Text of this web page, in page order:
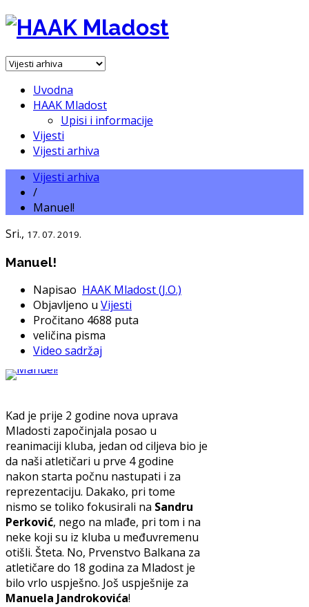
Uvodna
HAAK Mladost
Upisi i informacije
Vijesti
Vijesti arhiva
Vijesti arhiva
/
Manuel!
Sri., 17. 07. 2019.
Manuel!
Napisao HAAK Mladost (J.O.)
Objavljeno u Vijesti
Pročitano 4688 puta
veličina pisma
Video sadržaj
Kad je prije 2 godine nova uprava
Mladosti započinjala posao u
reanimaciji kluba, jedan od ciljeva bio je
da naši atletičari u prve 4 godine
nakon starta počnu nastupati i za
reprezentaciju. Dakako, pri tome
nismo se toliko fokusirali na Sandru
Perković, nego na mlađe, pri tom i na
neke koji su iz kluba u međuvremenu
otišli. Šteta. No, Prvenstvo Balkana za
atletičare do 18 godina za Mladost je
bilo vrlo uspješno. Još uspješnije za
Manuela Jandrokovića!